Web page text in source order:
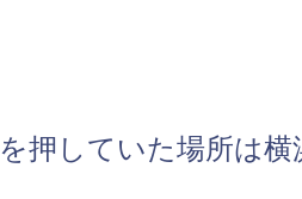
押していた場所は横